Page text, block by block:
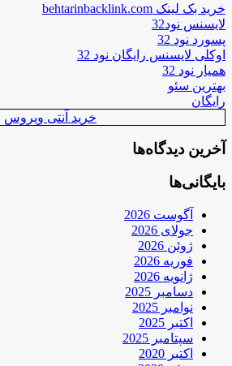
خرید بک لینک behtarinbacklink.com
لایسنس نود32
پسورد نود 32
اوکلی لایسنس رایگان نود 32
همیار نود 32
بهترین سئو
رایگان
خرید آنتی ویروس
آخرین دیدگاه‌ها
بایگانی‌ها
آگوست 2026
جولای 2026
ژوئن 2026
فوریه 2026
ژانویه 2026
دسامبر 2025
نوامبر 2025
اکتبر 2025
سپتامبر 2025
اکتبر 2020